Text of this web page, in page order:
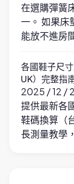
在選購彈簧
一。 如果床
能放不進房
各國鞋子尺
UK）完整指
2025 / 12 /
提供最新各
鞋碼換算（
長測量教學